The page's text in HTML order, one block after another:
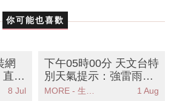
你可能也喜歡
網
送
8 Jul
下午05時00分 天文台特
別天氣提示：強雷雨帶
逐漸靠近香港市民需保1 Aug